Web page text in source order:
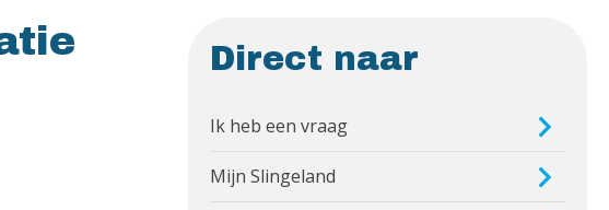
Direct naar
Ik heb een vraag
Mijn Slingeland